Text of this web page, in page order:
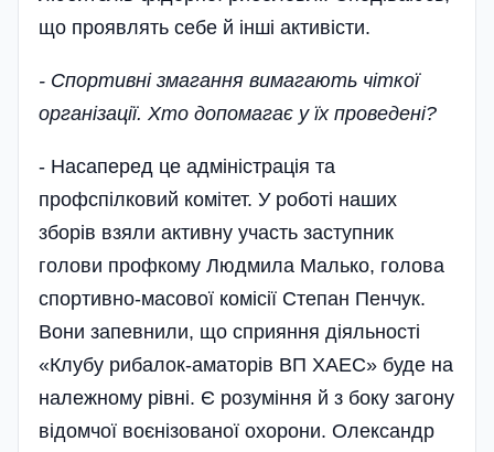
що проявлять себе й інші активісти.
- Спортивні змагання вимагають чіткої
організації. Хто допомагає у їх проведені?
- Насаперед це адміністрація та
профспілковий комітет. У роботі наших
зборів взяли активну участь заступник
голови профкому Людмила Малько, голова
спортивно-масової комісії Степан Пенчук.
Вони запевнили, що сприяння діяльності
«Клубу рибалок-аматорів ВП ХАЕС» буде на
належному рівні. Є розуміння й з боку загону
відомчої воєнізованої охорони. Олександр